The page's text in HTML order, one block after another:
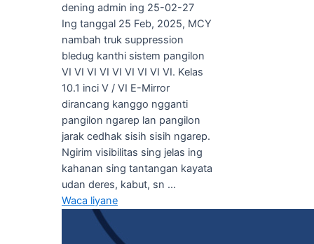
dening admin ing 25-02-27
Ing tanggal 25 Feb, 2025, MCY
nambah truk suppression
bledug kanthi sistem pangilon
VI VI VI VI VI VI VI VI VI. Kelas
10.1 inci V / VI E-Mirror
dirancang kanggo ngganti
pangilon ngarep lan pangilon
jarak cedhak sisih sisih ngarep.
Ngirim visibilitas sing jelas ing
kahanan sing tantangan kayata
udan deres, kabut, sn ...
Waca liyane